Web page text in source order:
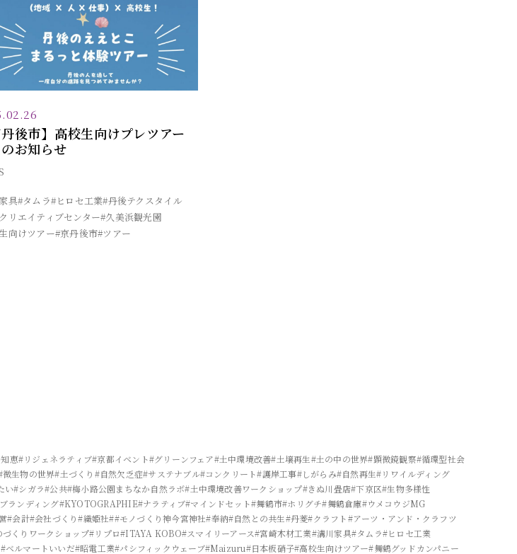
丹後市】高校生向けプレツアー
お知らせ
具#タムラ#ヒロセ工業#丹後テクスタイル
リエイティブセンター#久美浜観光園
向けツアー#京丹後市#ツアー
恵#リジェネラティブ#京都イベント#グリーンフェア#土中環境改善#土壌再生#土の中の世界#顕微鏡観察#循環型社会
微生物の世界#土づくり #自然欠乏症#サステナブル#コンクリート#護岸工事#しがらみ#自然再生#リワイルディング
い#シガラ#公共#梅小路公園まちなか自然ラボ#土中環境改善ワークショップ#きぬ川畳店#下京区#生物多様性
ランディング#KYOTOGRAPHIE#ナラティブ#マインドセット#舞鶴市#ホリグチ#舞鶴倉庫#ウメコウジMG
#会計#会社づくり#織姫社##モノづくり神今宮神社#奉納#自然との共生#丹菱#クラフト#アーツ・アンド・クラフツ
づくりワークショップ#リプロ#ITAYA KOBO#スマイリーアース#宮崎木材工業#溝川家具#タムラ#ヒロセ工業
#ベルマートいいだ#昭電工業#パシフィックウェーブ#Maizuru#日本板硝子#高校生向けツアー#舞鶴グッドカンパニー